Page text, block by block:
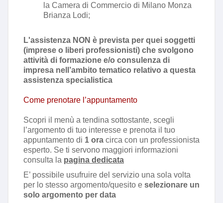
la Camera di Commercio di Milano Monza
Brianza Lodi;
L'assistenza NON è prevista per quei soggetti
(imprese o liberi professionisti) che svolgono
attività di formazione e/o consulenza di
impresa nell’ambito tematico relativo a questa
assistenza specialistica
Come prenotare l’appuntamento
Scopri il menù a tendina sottostante, scegli
l’argomento di tuo interesse e prenota il tuo
appuntamento di 1 ora circa con un professionista
esperto. Se ti servono maggiori informazioni
consulta la pagina dedicata
E’ possibile usufruire del servizio una sola volta
per lo stesso argomento/quesito e selezionare un
solo argomento per data